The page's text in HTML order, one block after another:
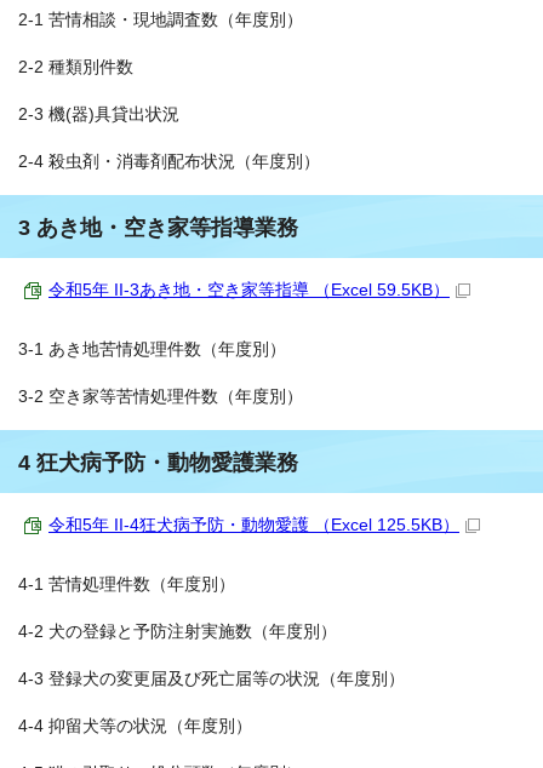
2-1 苦情相談・現地調査数（年度別）
2-2 種類別件数
2-3 機(器)具貸出状況
2-4 殺虫剤・消毒剤配布状況（年度別）
3 あき地・空き家等指導業務
令和5年 II-3あき地・空き家等指導 （Excel 59.5KB）
3-1 あき地苦情処理件数（年度別）
3-2 空き家等苦情処理件数（年度別）
4 狂犬病予防・動物愛護業務
令和5年 II-4狂犬病予防・動物愛護 （Excel 125.5KB）
4-1 苦情処理件数（年度別）
4-2 犬の登録と予防注射実施数（年度別）
4-3 登録犬の変更届及び死亡届等の状況（年度別）
4-4 抑留犬等の状況（年度別）